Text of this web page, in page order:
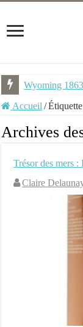
Wyoming
Accueil /
Archives
Trésor des mers
Claire